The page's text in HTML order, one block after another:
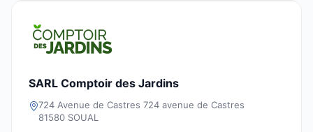
SARL Comptoir des Jardins
724 Avenue de Castres 724 avenue de Castres
81580 SOUAL